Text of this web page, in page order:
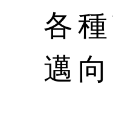
各
邁